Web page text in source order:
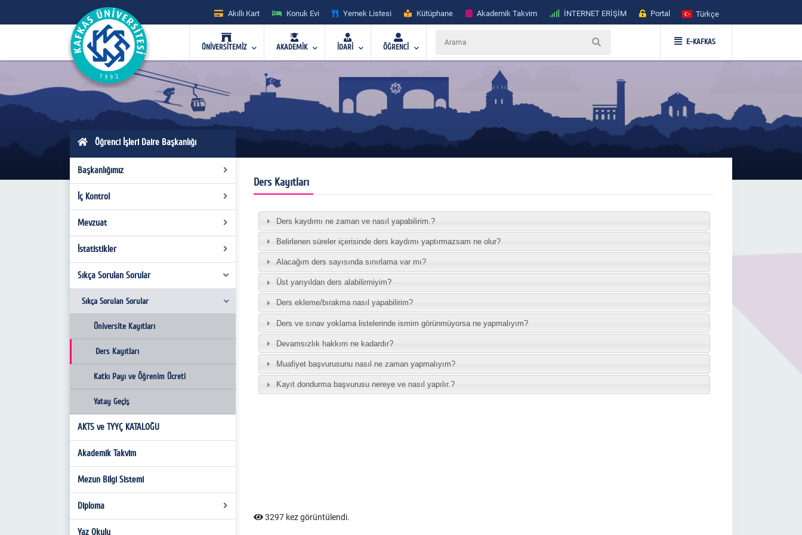
Akıllı Kart Konuk Evi Yemek Listesi Kütüphane Akademik Takvim İNTERNET ERİŞİM Portal Türkçe
ÜNİVERSİTEMİZ AKADEMİK İDARİ ÖĞRENCİ
E-KAFKAS
Öğrenci İşleri Daire Başkanlığı
Başkanlığımız
Hakkımızda
Misyon - Vizyon
Yönetim
Personel
Görevlerimiz
Hizmet Envanteri
Hassas Görevler
Komisyonlar
Eğitim Komisyonu
Akademik Birim, Bölüm ve Program
Stratejik Plan
İç Kontrol
Organizasyon Şeması
Görev Tanımları
İş Akış Süreçleri
2019 Yılı Birim Faaliyet Raporu
2020 Yılı Birim Faaliyet Raporu
2021 Yılı Birim Faaliyet Raporu
Mevzuat
Kanunlar
Yönetmelikler
Yönergeler / Usul ve Esaslar
İstatistikler
Yükseköğretim Program Atlası
İstatistik Bilgi Sistemi
Taban-Tavan Puanlar
Sıkça Sorulan Sorular
Sıkça Sorulan Sorular
Üniversite Kayıtları
Ders Kayıtları
Katkı Payı ve Öğrenim Ücreti
Yatay Geçiş
AKTS ve TYYÇ KATALOĞU
Akademik Takvim
Mezun Bilgi Sistemi
Diploma
Diploma Talep
Yaz Okulu
Ders Kayıtları
3297 kez görüntülendi.